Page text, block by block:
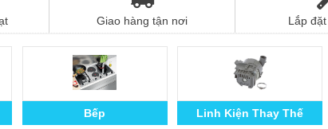
Giao hàng tận nơi Lắp
Bếp Linh Kiện Thay Thế